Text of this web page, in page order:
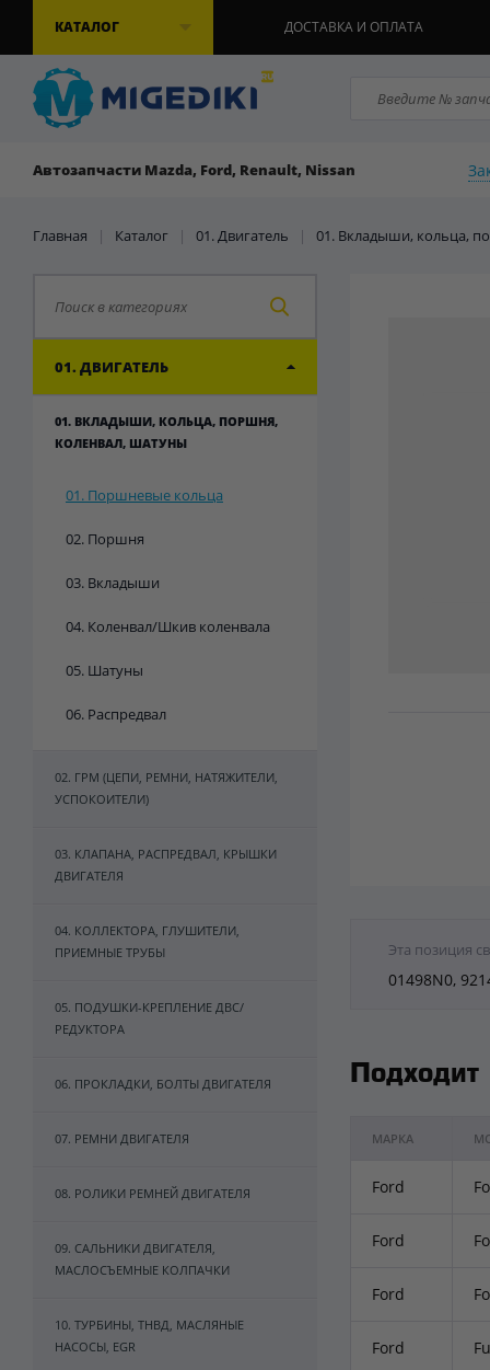
КАТАЛОГ ДОСТАВКА И ОПЛАТА
Автозапчасти Mazda, Ford, Renault, Nissan
Главная | Каталог | 01. Двигатель | 01. Вкладыши, кольца,
01. ДВИГАТЕЛЬ
01. ВКЛАДЫШИ, КОЛЬЦА, ПОРШНЯ,
КОЛЕНВАЛ, ШАТУНЫ
01. Поршневые кольца
02. Поршня
03. Вкладыши
04. Коленвал/Шкив коленвала
05. Шатуны
06. Распредвал
02. ГРМ (ЦЕПИ, РЕМНИ, НАТЯЖИТЕЛИ,
УСПОКОИТЕЛИ)
03. КЛАПАНА, РАСПРЕДВАЛ, КРЫШКИ
ДВИГАТЕЛЯ
04. КОЛЛЕКТОРА, ГЛУШИТЕЛИ,
ПРИЕМНЫЕ ТРУБЫ
05. ПОДУШКИ-КРЕПЛЕНИЕ ДВС/
РЕДУКТОРА
06. ПРОКЛАДКИ, БОЛТЫ ДВИГАТЕЛЯ
07. РЕМНИ ДВИГАТЕЛЯ
08. РОЛИКИ РЕМНЕЙ ДВИГАТЕЛЯ
09. САЛЬНИКИ ДВИГАТЕЛЯ,
МАСЛОСЪЕМНЫЕ КОЛПАЧКИ
10. ТУРБИНЫ, ТНВД, МАСЛЯНЫЕ
НАСОСЫ, EGR
Эта позиция
01498N0,
Подходит
МАРКА
Ford
Ford
Ford
Ford